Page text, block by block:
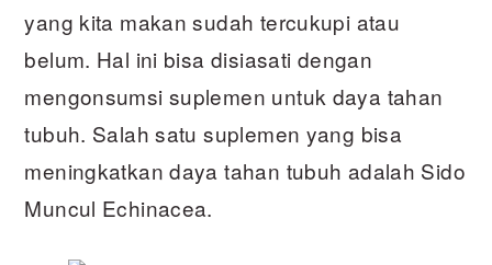
yang kita makan sudah tercukupi atau
belum. Hal ini bisa disiasati dengan
mengonsumsi suplemen untuk daya tahan
tubuh. Salah satu suplemen yang bisa
meningkatkan daya tahan tubuh adalah Sido
Muncul Echinacea.